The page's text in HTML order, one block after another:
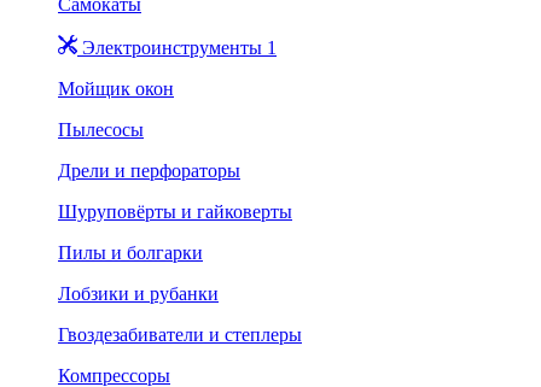
Самокаты
Электроинструменты 1
Мойщик окон
Пылесосы
Дрели и перфораторы
Шуруповёрты и гайковерты
Пилы и болгарки
Лобзики и рубанки
Гвоздезабиватели и степлеры
Компрессоры